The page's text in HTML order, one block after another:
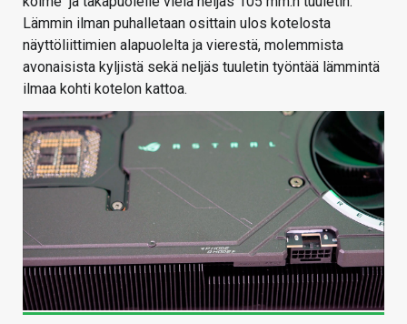
Lämmin ilman puhalletaan osittain ulos kotelosta
näyttöliittimien alapuolelta ja vierestä, molemmista
avonaisista kyljistä sekä neljäs tuuletin työntää lämmintä
ilmaa kohti kotelon kattoa.